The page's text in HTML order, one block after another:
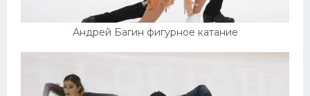
Андрей Багин фигурное катание